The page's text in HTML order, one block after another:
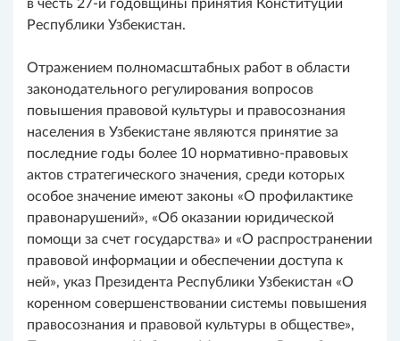
в честь 27-й годовщины принятия Конституции
Республики Узбекистан.
Отражением полномасштабных работ в области
законодательного регулирования вопросов
повышения правовой культуры и правосознания
населения в Узбекистане являются принятие за
последние годы более 10 нормативно-правовых
актов стратегического значения, среди которых
особое значение имеют законы «О профилактике
правонарушений», «Об оказании юридической
помощи за счет государства» и «О распространении
правовой информации и обеспечении доступа к
ней», указ Президента Республики Узбекистан «О
коренном совершенствовании системы повышения
правосознания и правовой культуры в обществе»,